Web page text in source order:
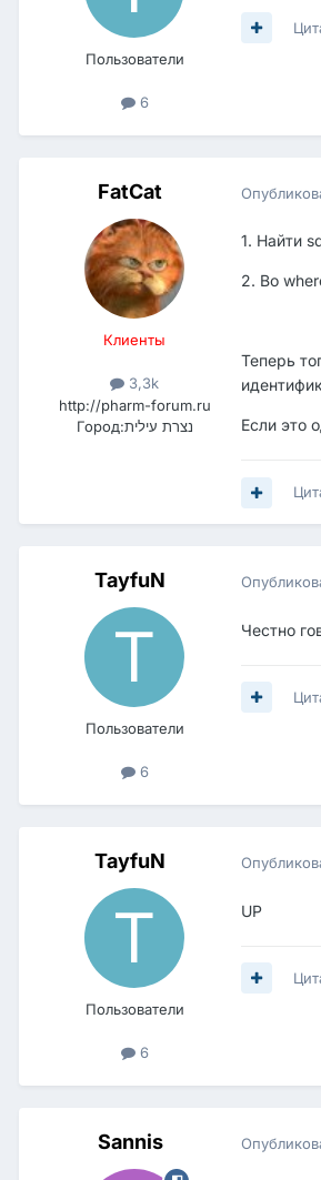
Пользователи
6
FatCat
Клиенты
3,3k
http://pharm-forum.ru
Город:נצרת עילית
1. Найти
2. Во
Теперь
Если это
TayfuN
Пользователи
6
Честно
TayfuN
Пользователи
6
UP
Sannis